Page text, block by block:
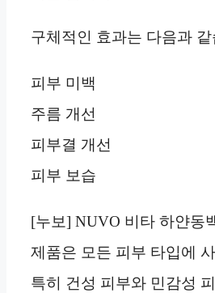
구체적인 효과는 다음과
피부 미백
주름 개선
피부결 개선
피부 보습
[누보] NUVO 비타 하얀동
제품은 모든 피부 타입에
특히 건성 피부와 민감성